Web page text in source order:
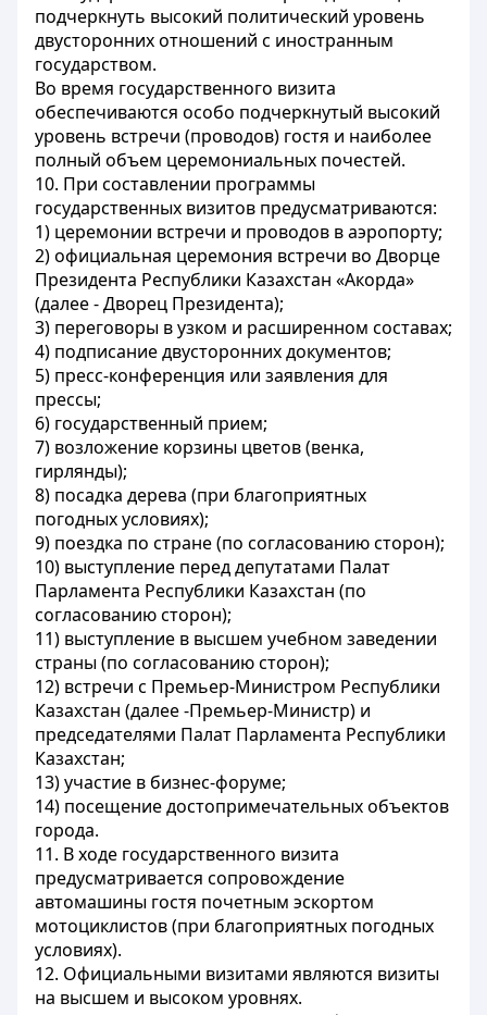
подчеркнуть высокий политический уровень
двусторонних отношений с иностранным
государством.
Во время государственного визита
обеспечиваются особо подчеркнутый высокий
уровень встречи (проводов) гостя и наиболее
полный объем церемониальных почестей.
10. При составлении программы
государственных визитов предусматриваются:
1) церемонии встречи и проводов в аэропорту;
2) официальная церемония встречи во Дворце
Президента Республики Казахстан «Акорда»
(далее - Дворец Президента);
3) переговоры в узком и расширенном составах;
4) подписание двусторонних документов;
5) пресс-конференция или заявления для
прессы;
6) государственный прием;
7) возложение корзины цветов (венка,
гирлянды);
8) посадка дерева (при благоприятных
погодных условиях);
9) поездка по стране (по согласованию сторон);
10) выступление перед депутатами Палат
Парламента Республики Казахстан (по
согласованию сторон);
11) выступление в высшем учебном заведении
страны (по согласованию сторон);
12) встречи с Премьер-Министром Республики
Казахстан (далее -Премьер-Министр) и
председателями Палат Парламента Республики
Казахстан;
13) участие в бизнес-форуме;
14) посещение достопримечательных объектов
города.
11. В ходе государственного визита
предусматривается сопровождение
автомашины гостя почетным эскортом
мотоциклистов (при благоприятных погодных
условиях).
12. Официальными визитами являются визиты
на высшем и высоком уровнях.